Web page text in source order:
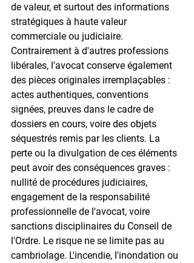
de valeur, et surtout des informations
stratégiques à haute valeur
commerciale ou judiciaire.
Contrairement à d'autres professions
libérales, l'avocat conserve également
des pièces originales irremplaçables :
actes authentiques, conventions
signées, preuves dans le cadre de
dossiers en cours, voire des objets
séquestrés remis par les clients. La
perte ou la divulgation de ces éléments
peut avoir des conséquences graves :
nullité de procédures judiciaires,
engagement de la responsabilité
professionnelle de l'avocat, voire
sanctions disciplinaires du Conseil de
l'Ordre. Le risque ne se limite pas au
cambriolage. L'incendie, l'inondation ou